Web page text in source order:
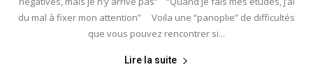
du mal à fixer mon attention” Voila une “panoplie” de difficultés
que vous pouvez rencontrer si...
Lire la suite